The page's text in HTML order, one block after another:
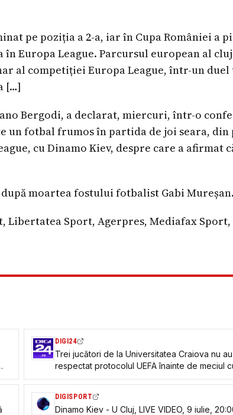
pe poziția a 2-a, iar în Cupa României a
Europa League. Parcursul european al
al competiției Europa League, într-un duel
[…]
Bergodi, a declarat, miercuri, într-o
un fotbal frumos în partida de joi seara,
cu Dinamo Kiev, despre care a afirmat
moartea fostului fotbalist Gabi Mureșan.
Libertatea Sport, Agerpres, Mediafax Sport,
DIGI24
Trei jucători de la Universitatea Craiova nu au
respectat protocolul UEFA înainte de meciul
bielorușii, jucat în Ungaria
DIGISPORT
Dinamo Kiev - U Cluj, LIVE VIDEO, 9 iulie,